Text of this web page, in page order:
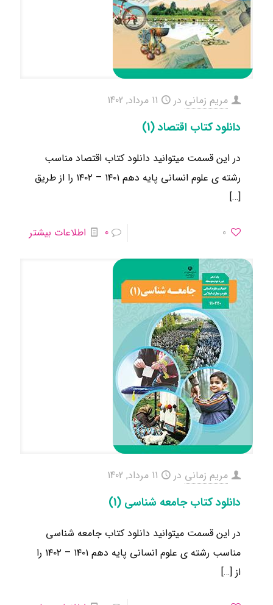
مریم زمانی در 11 مرداد, 1402
دانلود کتاب اقتصاد (1)
در این قسمت میتوانید دانلود کتاب اقتصاد مناسب
رشته ی علوم انسانی ​پایه دهم ۱۴۰۱ – ۱۴۰۲ را از طریق
[…]
0
0 اطلاعات بیشتر
مریم زمانی در 11 مرداد, 1402
دانلود کتاب جامعه شناسی (1)
در این قسمت میتوانید دانلود کتاب جامعه شناسی
مناسب رشته ی علوم انسانی ​پایه دهم ۱۴۰۱ – ۱۴۰۲ را
از […]